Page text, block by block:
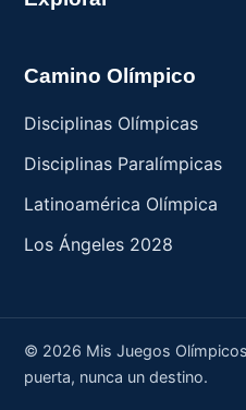
Camino Olímpico
Disciplinas Olímpicas
Disciplinas Paralímpicas
Latinoamérica Olímpica
Los Ángeles 2028
© 2026 Mis Juegos
puerta, nunca un destino.